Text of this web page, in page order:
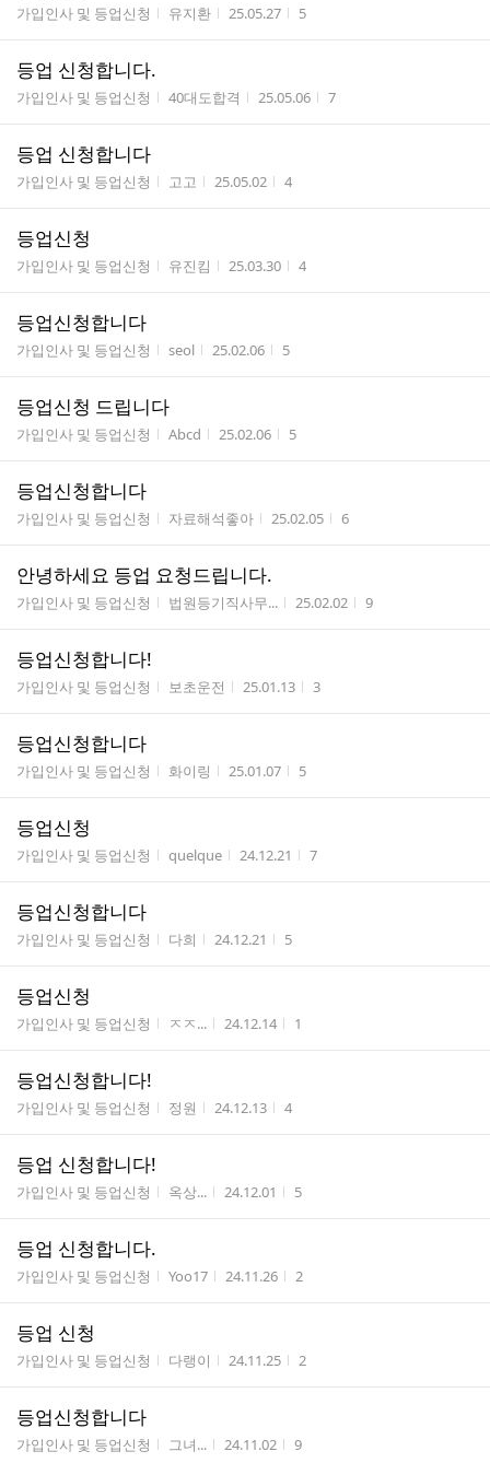
게시판명
가입인사 및 등업신청 작성자
유지환 작성시간
25.05.27 조회수
5
등업 신청합니다.
게시판명
가입인사 및 등업신청 작성자
40대도합격 작성시간
25.05.06 조회수
7
등업 신청합니다
게시판명
가입인사 및 등업신청 작성자
고고 작성시간
25.05.02 조회수
4
등업신청
게시판명
가입인사 및 등업신청 작성자
유진킴 작성시간
25.03.30 조회수
4
등업신청합니다
게시판명
가입인사 및 등업신청 작성자
seol 작성시간
25.02.06 조회수
5
등업신청 드립니다
게시판명
가입인사 및 등업신청 작성자
Abcd 작성시간
25.02.06 조회수
5
등업신청합니다
게시판명
가입인사 및 등업신청 작성자
자료해석좋아 작성시간
25.02.05 조회수
6
안녕하세요 등업 요청드립니다.
게시판명
가입인사 및 등업신청 작성자
법원등기직사무... 작성시간
25.02.02 조회수
9
등업신청합니다!
게시판명
가입인사 및 등업신청 작성자
보초운전 작성시간
25.01.13 조회수
3
등업신청합니다
게시판명
가입인사 및 등업신청 작성자
화이링 작성시간
25.01.07 조회수
5
등업신청
게시판명
가입인사 및 등업신청 작성자
quelque 작성시간
24.12.21 조회수
7
등업신청합니다
게시판명
가입인사 및 등업신청 작성자
다희 작성시간
24.12.21 조회수
5
등업신청
게시판명
가입인사 및 등업신청 작성자
ㅈㅈ... 작성시간
24.12.14 조회수
1
등업신청합니다!
게시판명
가입인사 및 등업신청 작성자
정원 작성시간
24.12.13 조회수
4
등업 신청합니다!
게시판명
가입인사 및 등업신청 작성자
옥상... 작성시간
24.12.01 조회수
5
등업 신청합니다.
게시판명
가입인사 및 등업신청 작성자
Yoo17 작성시간
24.11.26 조회수
2
등업 신청
게시판명
가입인사 및 등업신청 작성자
다랭이 작성시간
24.11.25 조회수
2
등업신청합니다
게시판명
가입인사 및 등업신청 작성자
그녀... 작성시간
24.11.02 조회수
9